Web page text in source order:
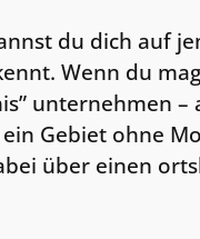
du dich auf
Wenn du
unternehmen
Gebiet ohne
über einen